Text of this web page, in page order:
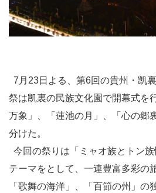
7月23日よる、第6回の貴州 ・ 凯裏
祭は凯裏の民族文化園で開幕式を
万象」、「蓮池の月」、「心の郷
分けた。
今回の祭りは「ミャオ族とトン
テーマをとして、一連豊富多彩の
「歌舞の海洋」、「百節の州」の